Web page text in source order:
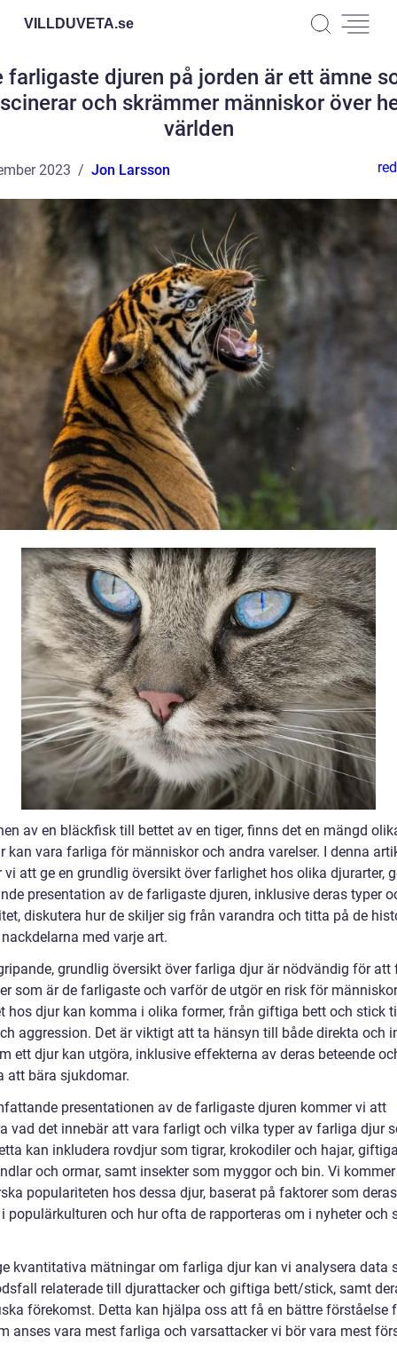
VILLDUVETA.se
farligaste djuren på jorden är ett ämne
och skrämmer människor över
världen
2023 Jon Larsson
av en bläckfisk till bettet av en tiger, finns det en mängd
kan vara farliga för människor och andra varelser. I denna
vi att ge en grundlig översikt över farlighet hos olika djurarter,
presentation av de farligaste djuren, inklusive deras typer
diskutera hur de skiljer sig från varandra och titta på de
med varje art.
grundlig översikt över farliga djur är nödvändig för att
som är de farligaste och varför de utgör en risk för
hos djur kan komma i olika former, från giftiga bett och stick
aggression. Det är viktigt att ta hänsyn till både direkta och
ett djur kan utgöra, inklusive effekterna av deras beteende
att bära sjukdomar.
presentationen av de farligaste djuren kommer vi att
vad det innebär att vara farligt och vilka typer av farliga djur
kan inkludera rovdjur som tigrar, krokodiler och hajar,
och ormar, samt insekter som myggor och bin. Vi
populariteten hos dessa djur, baserat på faktorer som deras
populärkulturen och hur ofta de rapporteras om i nyheter och
kvantitativa mätningar om farliga djur kan vi analysera data
relaterade till djurattacker och giftiga bett/stick, samt
förekomst. Detta kan hjälpa oss att få en bättre förståelse
anses vara mest farliga och varsattacker vi bör vara mest